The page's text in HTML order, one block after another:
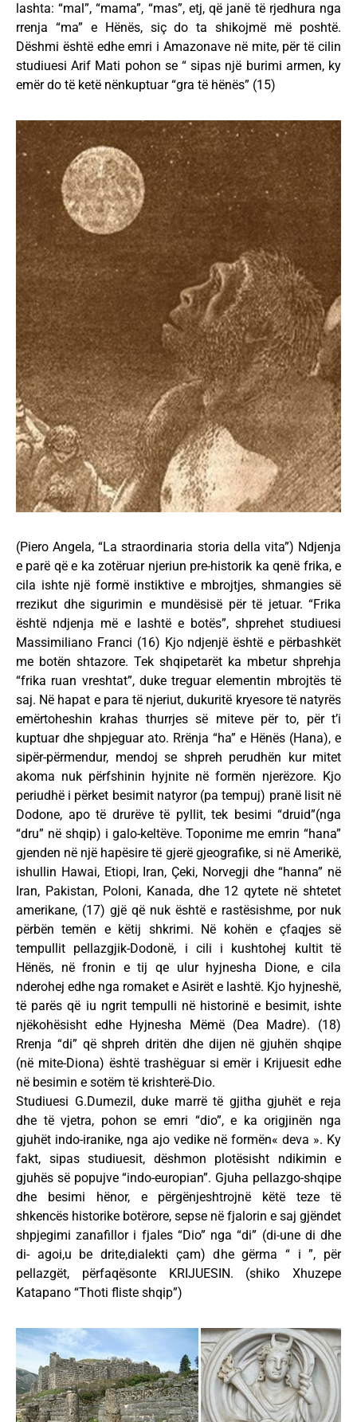
lashta: “mal”, “mama”, “mas”, etj, që janë të rjedhura nga
rrenja “ma” e Hënës, siç do ta shikojmë më poshtë.
Dëshmi është edhe emri i Amazonave në mite, për të cilin
studiuesi Arif Mati pohon se “ sipas një burimi armen, ky
emër do të ketë nënkuptuar “gra të hënës” (15)
(Piero Angela, “La straordinaria storia della vita”) Ndjenja
e parë që e ka zotëruar njeriun pre-historik ka qenë frika, e
cila ishte një formë instiktive e mbrojtjes, shmangies së
rrezikut dhe sigurimin e mundësisë për të jetuar. “Frika
është ndjenja më e lashtë e botës”, shprehet studiuesi
Massimiliano Franci (16) Kjo ndjenjë është e përbashkët
me botën shtazore. Tek shqipetarët ka mbetur shprehja
“frika ruan vreshtat”, duke treguar elementin mbrojtës të
saj. Në hapat e para të njeriut, dukuritë kryesore të natyrës
emërtoheshin krahas thurrjes së miteve për to, për t’i
kuptuar dhe shpjeguar ato. Rrënja “ha” e Hënës (Hana), e
sipër-përmendur, mendoj se shpreh perudhën kur mitet
akoma nuk përfshinin hyjnite në formën njerëzore. Kjo
periudhë i përket besimit natyror (pa tempuj) pranë lisit në
Dodone, apo të drurëve të pyllit, tek besimi “druid”(nga
“dru” në shqip) i galo-keltëve. Toponime me emrin “hana”
gjenden në një hapësire të gjerë gjeografike, si në Amerikë,
ishullin Hawai, Etiopi, Iran, Çeki, Norvegji dhe “hanna” në
Iran, Pakistan, Poloni, Kanada, dhe 12 qytete në shtetet
amerikane, (17) gjë që nuk është e rastësishme, por nuk
përbën temën e këtij shkrimi. Në kohën e çfaqjes së
tempullit pellazgjik-Dodonë, i cili i kushtohej kultit të
Hënës, në fronin e tij qe ulur hyjnesha Dione, e cila
nderohej edhe nga romaket e Asirët e lashtë. Kjo hyjneshë,
të parës që iu ngrit tempulli në historinë e besimit, ishte
njëkohësisht edhe Hyjnesha Mëmë (Dea Madre). (18)
Rrenja “di” që shpreh dritën dhe dijen në gjuhën shqipe
(në mite-Diona) është trashëguar si emër i Krijuesit edhe
në besimin e sotëm të krishterë-Dio.
Studiuesi G.Dumezil, duke marrë të gjitha gjuhët e reja
dhe të vjetra, pohon se emri “dio”, e ka origjinën nga
gjuhët indo-iranike, nga ajo vedike në formën« deva ». Ky
fakt, sipas studiuesit, dëshmon plotësisht ndikimin e
gjuhës së popujve “indo-europian”. Gjuha pellazgo-shqipe
dhe besimi hënor, e përgënjeshtrojnë këtë teze të
shkencës historike botërore, sepse në fjalorin e saj gjëndet
shpjegimi zanafillor i fjales “Dio” nga “di” (di-une di dhe
di- agoi,u be drite,dialekti çam) dhe gërma “ i ”, për
pellazgët, përfaqësonte KRIJUESIN. (shiko Xhuzepe
Katapano “Thoti fliste shqip”)